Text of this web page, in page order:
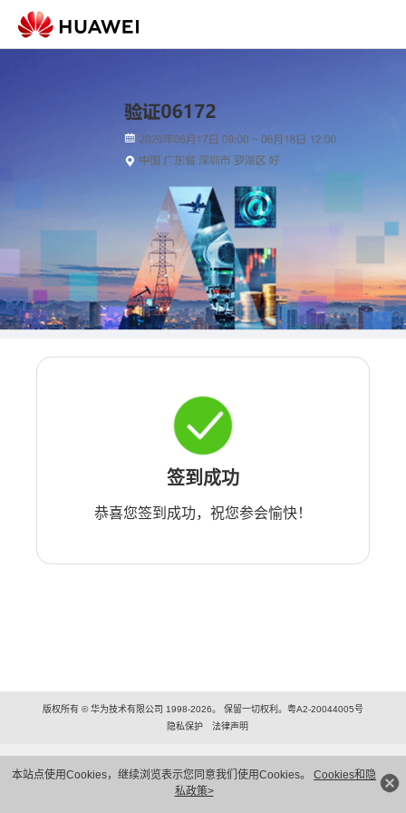
本站点使用Cookies，继续浏览表示您同意我们使用Cookies。 Cookies和隐
私政策>
签到成功
恭喜您签到成功，祝您参会愉快！
版权所有 © 华为技术有限公司 1998-2026。 保留一切权利。粤A2-20044005号
隐私保护
法律声明